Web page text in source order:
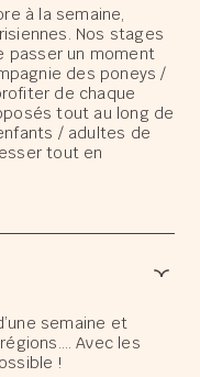
à la semaine,
Nos stages
passer un moment
des poneys /
de chaque
tout au long de
/ adultes de
tout en
semaine et
Avec les
!